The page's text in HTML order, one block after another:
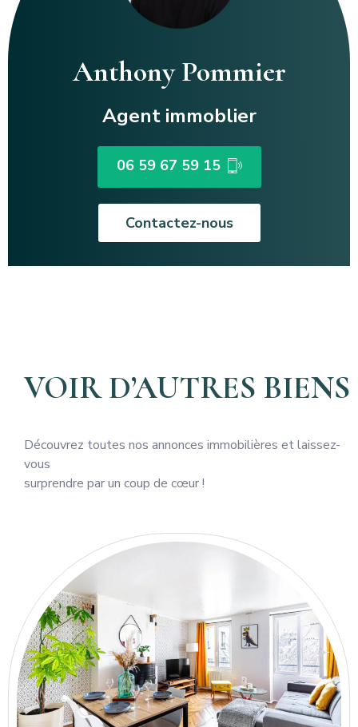
Anthony Pommier
Agent immoblier
06 59 67 59 15
Contactez-nous
VOIR D’AUTRES BIENS
Découvrez toutes nos annonces immobilières et laissez-
vous
surprendre par un coup de cœur !